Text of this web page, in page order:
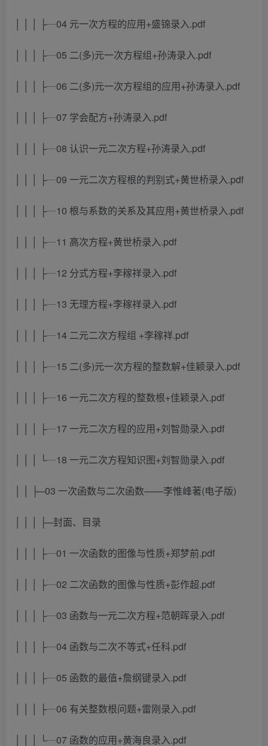
│ │ │ ├┈04 元一次方程的应用+盛锦录入.pdf
│ │ │ ├┈05 二(多)元一次方程组+孙涛录入.pdf
│ │ │ ├┈06 二(多)元一次方程组的应用+孙涛录入.pdf
│ │ │ ├┈07 学会配方+孙涛录入.pdf
│ │ │ ├┈08 认识一元二次方程+孙涛录入.pdf
│ │ │ ├┈09 一元二次方程根的判别式+黄世桥录入.pdf
│ │ │ ├┈10 根与系数的关系及其应用+黄世桥录入.pdf
│ │ │ ├┈11 高次方程+黄世桥录入.pdf
│ │ │ ├┈12 分式方程+李稼祥录入.pdf
│ │ │ ├┈13 无理方程+李稼祥录入.pdf
│ │ │ ├┈14 二元二次方程组 +李稼祥.pdf
│ │ │ ├┈15 二(多)元一次方程的整数解+佳颖录入.pdf
│ │ │ ├┈16 一元二次方程的整数根+佳颖录入.pdf
│ │ │ ├┈17 一元二次方程的应用+刘智勋录入.pdf
│ │ │ └┈18 一元二次方程知识图+刘智勋录入.pdf
│ │ ├─03 一次函数与二次函数——李惟峰著(电子版)
│ │ │ ├─封面、目录
│ │ │ ├┈01 一次函数的图像与性质+郑梦前.pdf
│ │ │ ├┈02 二次函数的图像与性质+彭作超.pdf
│ │ │ ├┈03 函数与一元二次方程+范朝晖录入.pdf
│ │ │ ├┈04 函数与二次不等式+任科.pdf
│ │ │ ├┈05 函数的最值+詹纲键录入.pdf
│ │ │ ├┈06 有关整数根问题+雷刚录入.pdf
│ │ │ └┈07 函数的应用+黄海良录入.pdf